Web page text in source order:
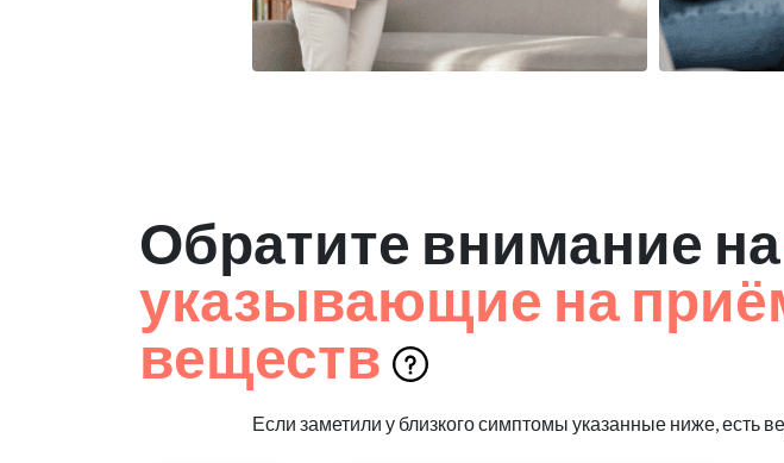
Обратите внимание на
указывающие на
веществ
Если заметили у близкого симптомы указанные ниже, есть